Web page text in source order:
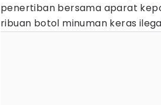
penertiban bersama aparat
ribuan botol minuman keras